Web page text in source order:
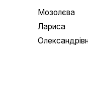
Мозолєва
Лариса